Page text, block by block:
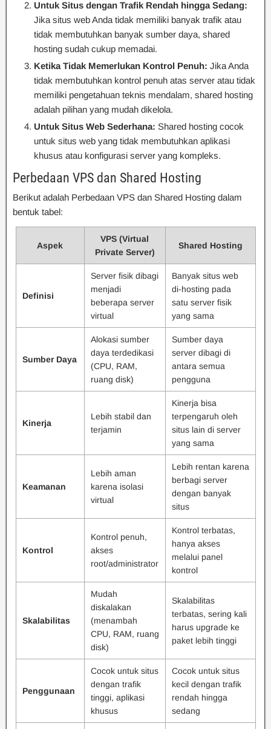
Untuk Situs dengan Trafik Rendah hingga Sedang:
Jika situs web Anda tidak memiliki banyak trafik atau
tidak membutuhkan banyak sumber daya, shared
hosting sudah cukup memadai.
Ketika Tidak Memerlukan Kontrol Penuh: Jika Anda
tidak membutuhkan kontrol penuh atas server atau tidak
memiliki pengetahuan teknis mendalam, shared hosting
adalah pilihan yang mudah dikelola.
Untuk Situs Web Sederhana: Shared hosting cocok
untuk situs web yang tidak membutuhkan aplikasi
khusus atau konfigurasi server yang kompleks.
Perbedaan VPS dan Shared Hosting
Berikut adalah Perbedaan VPS dan Shared Hosting dalam
bentuk tabel:
Aspek
VPS (Virtual
Private Server)
Shared Hosting
Definisi
Server fisik dibagi
menjadi
beberapa server
virtual
Banyak situs web
di-hosting pada
satu server fisik
yang sama
Sumber Daya
Alokasi sumber
daya terdedikasi
(CPU, RAM,
ruang disk)
Sumber daya
server dibagi di
antara semua
pengguna
Kinerja
Lebih stabil dan
terjamin
Kinerja bisa
terpengaruh oleh
situs lain di server
yang sama
Keamanan
Lebih aman
karena isolasi
virtual
Lebih rentan karena
berbagi server
dengan banyak
situs
Kontrol
Kontrol penuh,
akses
root/administrator
Kontrol terbatas,
hanya akses
melalui panel
kontrol
Skalabilitas
Mudah
diskalakan
(menambah
CPU, RAM, ruang
disk)
Skalabilitas
terbatas, sering kali
harus upgrade ke
paket lebih tinggi
Penggunaan
Cocok untuk situs
dengan trafik
tinggi, aplikasi
khusus
Cocok untuk situs
kecil dengan trafik
rendah hingga
sedang